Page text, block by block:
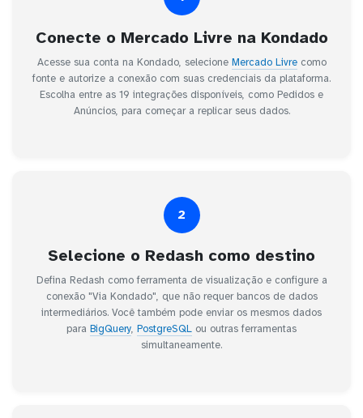
Conecte o Mercado Livre na Kondado
Acesse sua conta na Kondado, selecione Mercado Livrecomo
fonte e autorize a conexão com suas credenciais da plataforma.
Escolha entre as 19 integrações disponíveis, como Pedidos e
Anúncios, para começar a replicar seus dados.
2
Selecione o Redash como destino
Defina Redash como ferramenta de visualização e configure a
conexão "Via Kondado", que não requer bancos de dados
intermediários. Você também pode enviar os mesmos dados
para BigQuery, PostgreSQL ou outras ferramentas
simultaneamente.